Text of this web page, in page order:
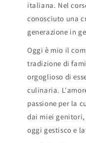
italiana. Nel
conosciuto una
generazione in
Oggi è mio il
tradizione di
orgoglioso di
culinaria.
passione per la
dai miei genitori,
oggi gestisco e